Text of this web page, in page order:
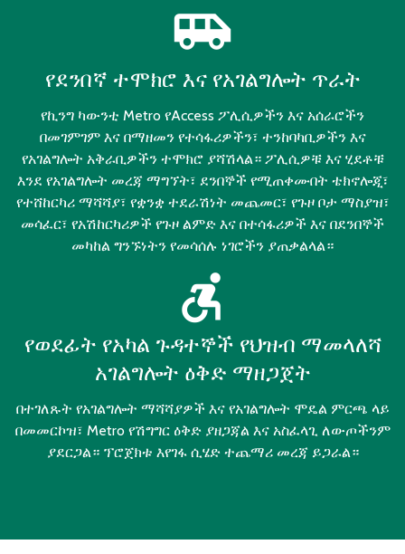
airport_shuttle
የደንበኛ ተሞክሮ እና የአገልግሎት ጥራት
የኪንግ ካውንቲ Metro የAccess ፖሊሲዎችን እና አሰራሮችን
በመገምገም እና በማዘመን የተሳፋሪዎችን፣ ተንከባካቢዎችን እና
የአገልግሎት አቅራቢዎችን ተሞክሮ ያሻሽላል። ፖሊሲዎቹ እና ሂደቶቹ
እንደ የአገልግሎት መረጃ ማግኘት፣ ደንበኞች የሚጠቀሙበት ቴክኖሎጂ፣
የተሸከርካሪ ማሻሻያ፣ የቋንቋ ተደራሽነት መጨመር፣ የጉዞ ቦታ ማስያዝ፣
መሳፈር፣ የአሽከርካሪዎች የጉዞ ልምድ እና በተሳፋሪዎች እና በደንበኞች
መካከል ግንኙነትን የመሳሰሉ ነገሮችን ያጠቃልላል።
accessible_forward
የወደፊት የአካል ጉዳተኞች የህዝብ ማመላለሻ
አገልግሎት ዕቅድ ማዘጋጀት
በተገለጹት የአገልግሎት ማሻሻያዎች እና የአገልግሎት ሞዴል ምርጫ ላይ
በመመርኮዝ፣ Metro የሽግግር ዕቅድ ያዘጋጃል እና አስፈላጊ ለውጦችንም
ያደርጋል። ፕሮጀክቱ እየገፋ ሲሄድ ተጨማሪ መረጃ ይጋራል።